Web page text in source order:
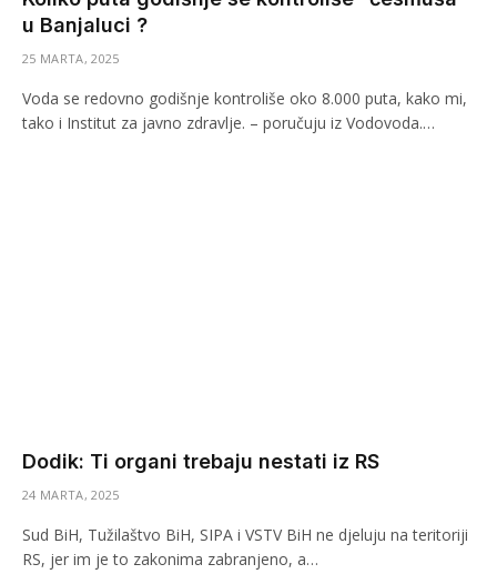
u Banjaluci ?
25 MARTA, 2025
Voda se redovno godišnje kontroliše oko 8.000 puta, kako mi,
tako i Institut za javno zdravlje. – poručuju iz Vodovoda.…
Dodik: Ti organi trebaju nestati iz RS
24 MARTA, 2025
Sud BiH, Tužilaštvo BiH, SIPA i VSTV BiH ne djeluju na teritoriji
RS, jer im je to zakonima zabranjeno, a…